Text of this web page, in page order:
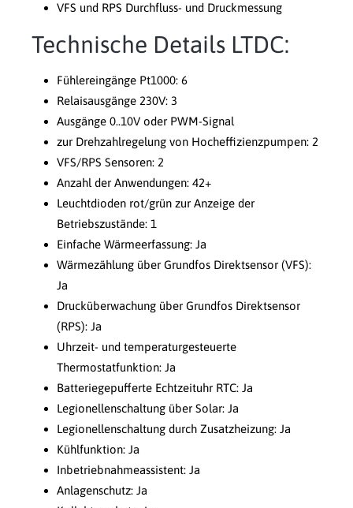
VFS und RPS Durchfluss- und Druckmessung
Technische Details LTDC:
Fühlereingänge Pt1000: 6
Relaisausgänge 230V: 3
Ausgänge 0..10V oder PWM-Signal
zur Drehzahlregelung von Hocheffizienzpumpen: 2
VFS/RPS Sensoren: 2
Anzahl der Anwendungen: 42+
Leuchtdioden rot/grün zur Anzeige der
Betriebszustände: 1
Einfache Wärmeerfassung: Ja
Wärmezählung über Grundfos Direktsensor (VFS):
Ja
Drucküberwachung über Grundfos Direktsensor
(RPS): Ja
Uhrzeit- und temperaturgesteuerte
Thermostatfunktion: Ja
Batteriegepufferte Echtzeituhr RTC: Ja
Legionellenschaltung über Solar: Ja
Legionellenschaltung durch Zusatzheizung: Ja
Kühlfunktion: Ja
Inbetriebnahmeassistent: Ja
Anlagenschutz: Ja